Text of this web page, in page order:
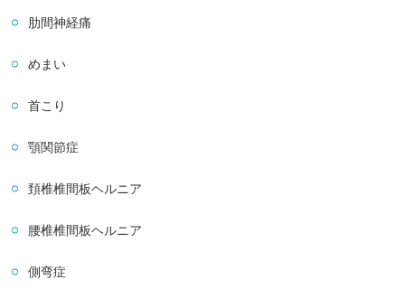
肋間神経痛
めまい
首こり
顎関節症
頚椎椎間板ヘルニア
腰椎椎間板ヘルニア
側弯症